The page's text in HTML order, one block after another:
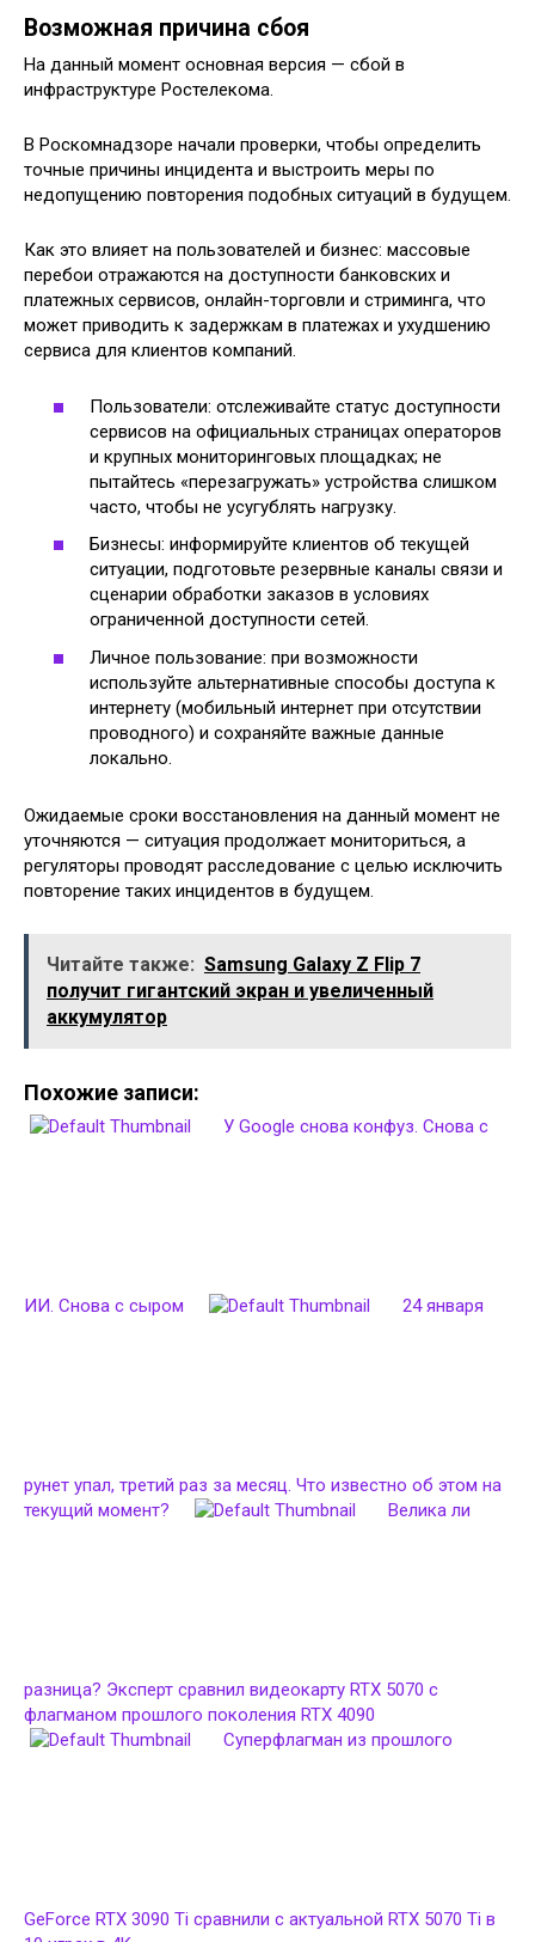
Возможная причина сбоя
На данный момент основная версия — сбой в
инфраструктуре Ростелекома.
В Роскомнадзоре начали проверки, чтобы определить
точные причины инцидента и выстроить меры по
недопущению повторения подобных ситуаций в будущем.
Как это влияет на пользователей и бизнес: массовые
перебои отражаются на доступности банковских и
платежных сервисов, онлайн-торговли и стриминга, что
может приводить к задержкам в платежах и ухудшению
сервиса для клиентов компаний.
Пользователи: отслеживайте статус доступности
сервисов на официальных страницах операторов
и крупных мониторинговых площадках; не
пытайтесь «перезагружать» устройства слишком
часто, чтобы не усугублять нагрузку.
Бизнесы: информируйте клиентов об текущей
ситуации, подготовьте резервные каналы связи и
сценарии обработки заказов в условиях
ограниченной доступности сетей.
Личное пользование: при возможности
используйте альтернативные способы доступа к
интернету (мобильный интернет при отсутствии
проводного) и сохраняйте важные данные
локально.
Ожидаемые сроки восстановления на данный момент не
уточняются — ситуация продолжает мониториться, а
регуляторы проводят расследование с целью исключить
повторение таких инцидентов в будущем.
Читайте также: Samsung Galaxy Z Flip 7
получит гигантский экран и увеличенный
аккумулятор
Похожие записи:
У Google снова конфуз. Снова с
ИИ. Снова с сыром 24 января
рунет упал, третий раз за месяц. Что известно об этом на
текущий момент?
Велика ли
разница? Эксперт сравнил видеокарту RTX 5070 с
флагманом прошлого поколения RTX 4090
Суперфлагман из прошлого
GeForce RTX 3090 Ti сравнили с актуальной RTX 5070 Ti в